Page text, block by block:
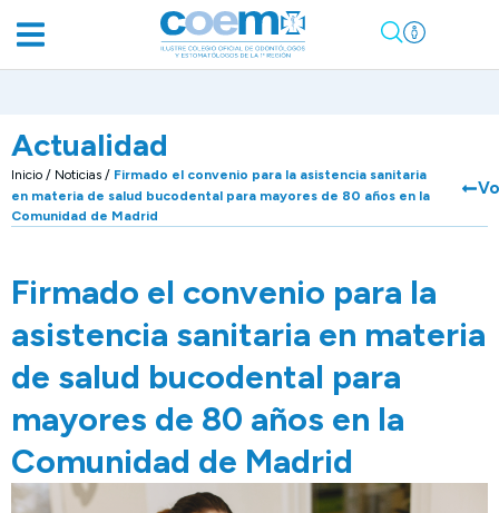
Actualidad
Inicio / Noticias / Firmado el convenio para la asistencia sanitaria
en materia de salud bucodental para mayores de 80 años en la
Comunidad de Madrid
Firmado el convenio para la
asistencia sanitaria en materia
de salud bucodental para
mayores de 80 años en la
Comunidad de Madrid